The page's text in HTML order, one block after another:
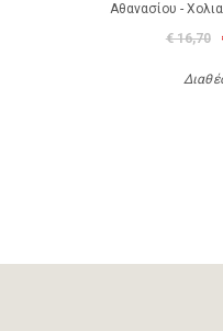
Αθανασίου -
€ 16,70